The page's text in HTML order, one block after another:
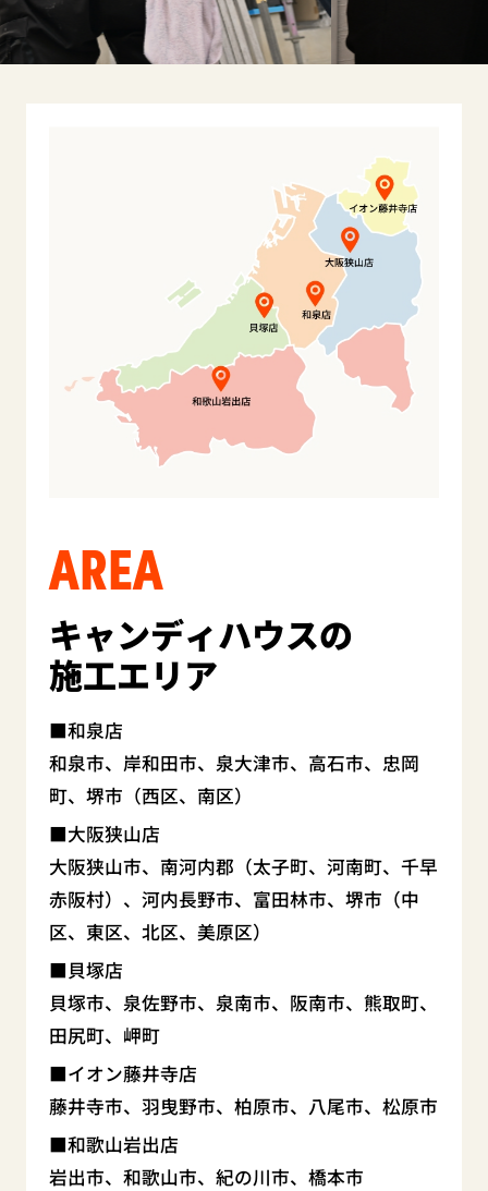
AREA
キャンディハウスの
施工エリア
和泉店
和泉市、岸和田市、泉大津市、高石市、忠岡
町、堺市（西区、南区）
大阪狭山店
大阪狭山市、南河内郡（太子町、河南町、千早
赤阪村）、河内長野市、富田林市、堺市（中
区、東区、北区、美原区）
貝塚店
貝塚市、泉佐野市、泉南市、阪南市、熊取町、
田尻町、岬町
イオン藤井寺店
藤井寺市、羽曳野市、柏原市、八尾市、松原市
和歌山岩出店
岩出市、和歌山市、紀の川市、橋本市